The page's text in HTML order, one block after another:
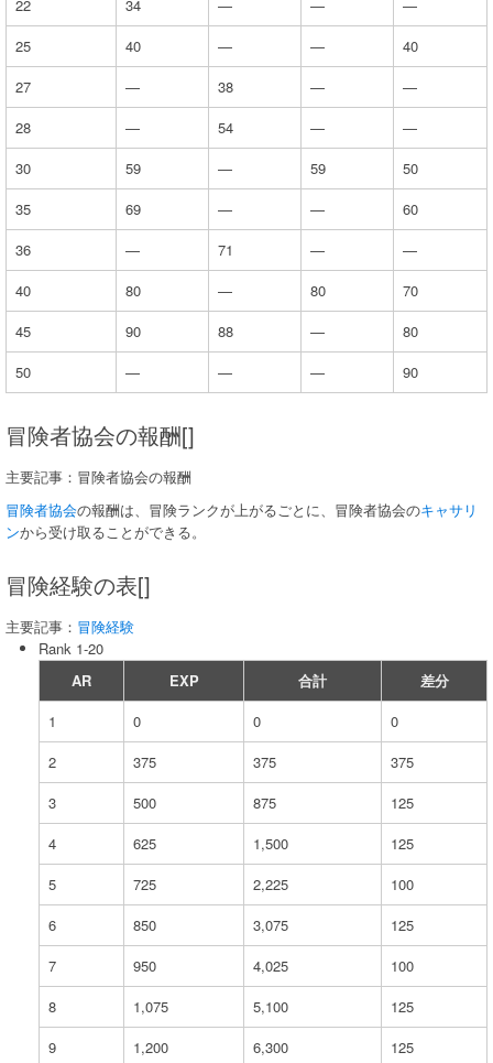
22 34 — —
—
25
40 — —
40
27
— 38 —
—
28
— 54 —
—
30
59 — 59
50
35
69 — —
60
36
— 71 —
—
40
80 — 80
70
45
90 88 —
80
50
— — — 90
冒険者協会の報酬[]
主要記事：冒険者協会の報酬
冒険者協会の報酬は、冒険ランクが上がるごとに、冒険者協会のキャサリ
ンから受け取ることができる。
冒険経験の表[]
主要記事： 冒険経験
Rank 1-20
AR
EXP 合計
差分
1
0 0
0
2
375 375
375
3
500 875
125
4
625 1,500
125
5
725 2,225
100
6
850 3,075
125
7
950 4,025
100
8
1,075 5,100
125
9
1,200 6,300
125